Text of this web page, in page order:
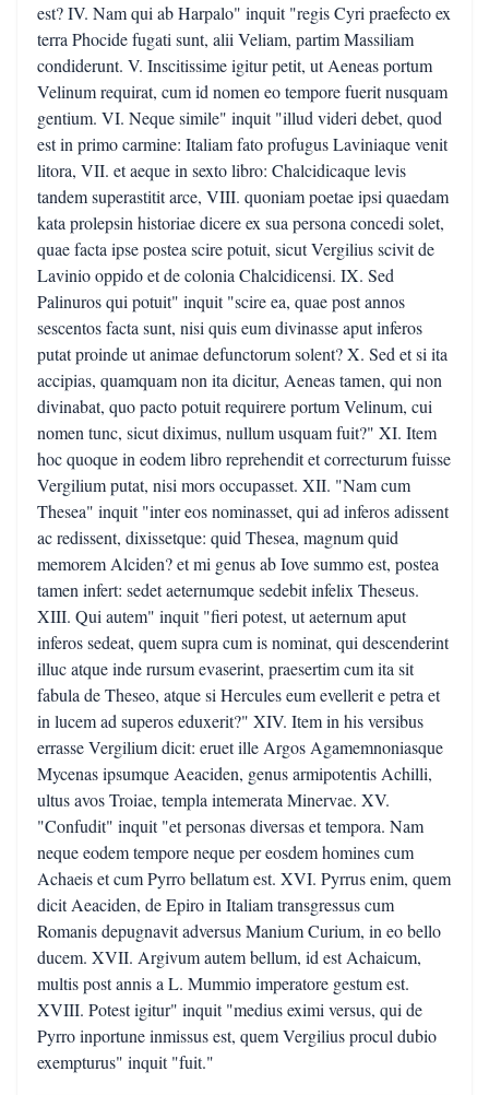
est? IV. Nam qui ab Harpalo" inquit "regis Cyri praefecto ex
terra Phocide fugati sunt, alii Veliam, partim Massiliam
condiderunt. V. Inscitissime igitur petit, ut Aeneas portum
Velinum requirat, cum id nomen eo tempore fuerit nusquam
gentium. VI. Neque simile" inquit "illud videri debet, quod
est in primo carmine: Italiam fato profugus Laviniaque venit
litora, VII. et aeque in sexto libro: Chalcidicaque levis
tandem superastitit arce, VIII. quoniam poetae ipsi quaedam
kata prolepsin historiae dicere ex sua persona concedi solet,
quae facta ipse postea scire potuit, sicut Vergilius scivit de
Lavinio oppido et de colonia Chalcidicensi. IX. Sed
Palinuros qui potuit" inquit "scire ea, quae post annos
sescentos facta sunt, nisi quis eum divinasse aput inferos
putat proinde ut animae defunctorum solent? X. Sed et si ita
accipias, quamquam non ita dicitur, Aeneas tamen, qui non
divinabat, quo pacto potuit requirere portum Velinum, cui
nomen tunc, sicut diximus, nullum usquam fuit?" XI. Item
hoc quoque in eodem libro reprehendit et correcturum fuisse
Vergilium putat, nisi mors occupasset. XII. "Nam cum
Thesea" inquit "inter eos nominasset, qui ad inferos adissent
ac redissent, dixissetque: quid Thesea, magnum quid
memorem Alciden? et mi genus ab Iove summo est, postea
tamen infert: sedet aeternumque sedebit infelix Theseus.
XIII. Qui autem" inquit "fieri potest, ut aeternum aput
inferos sedeat, quem supra cum is nominat, qui descenderint
illuc atque inde rursum evaserint, praesertim cum ita sit
fabula de Theseo, atque si Hercules eum evellerit e petra et
in lucem ad superos eduxerit?" XIV. Item in his versibus
errasse Vergilium dicit: eruet ille Argos Agamemnoniasque
Mycenas ipsumque Aeaciden, genus armipotentis Achilli,
ultus avos Troiae, templa intemerata Minervae. XV.
"Confudit" inquit "et personas diversas et tempora. Nam
neque eodem tempore neque per eosdem homines cum
Achaeis et cum Pyrro bellatum est. XVI. Pyrrus enim, quem
dicit Aeaciden, de Epiro in Italiam transgressus cum
Romanis depugnavit adversus Manium Curium, in eo bello
ducem. XVII. Argivum autem bellum, id est Achaicum,
multis post annis a L. Mummio imperatore gestum est.
XVIII. Potest igitur" inquit "medius eximi versus, qui de
Pyrro inportune inmissus est, quem Vergilius procul dubio
exempturus" inquit "fuit."